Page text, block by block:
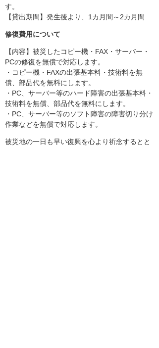
す。
【貸出期間】発生後より、1カ月間～2カ月間
修復費用について
【内容】被災したコピー機・FAX・サーバー・
PCの修復を無償で対応します。
・コピー機・FAXの出張基本料・技術料を無
償、部品代を無料にします。
・PC、サーバー等のハード障害の出張基本料・
技術料を無償、部品代を無料にします。
・PC、サーバー等のソフト障害の障害切り分け
作業などを無償で対応します。
被災地の一日も早い復興を心より祈念するとと